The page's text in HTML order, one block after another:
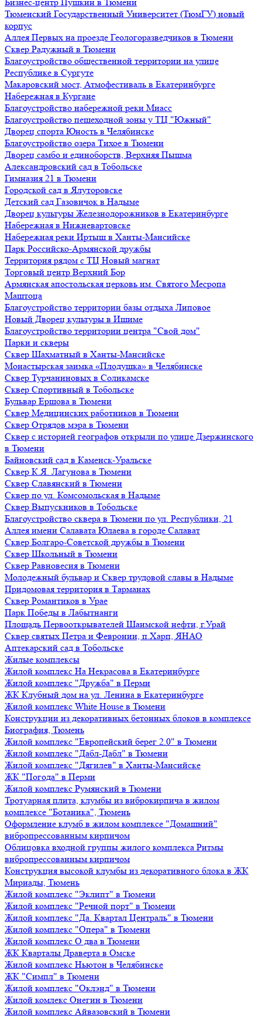
Тюменский Государственный Университет (ТюмГУ) новый
корпус
Аллея Первых на проезде Геологоразведчиков в Тюмени
Сквер Радужный в Тюмени
Благоустройство общественной территории на улице
Республике в Сургуте
Макаровский мост, Атмофестиваль в Екатеринбурге
Набережная в Кургане
Благоустройство набережной реки Миасс
Благоустройство пешеходной зоны у ТЦ "Южный"
Дворец спорта Юность в Челябинске
Благоустройство озера Тихое в Тюмени
Дворец самбо и единоборств, Верхняя Пышма
Александровский сад в Тобольске
Гимназия 21 в Тюмени
Городской сад в Ялуторовске
Детский сад Газовичок в Надыме
Дворец культуры Железнодорожников в Екатеринбурге
Набережная в Нижневартовске
Набережная реки Иртыш в Ханты-Мансийске
Парк Российско-Армянской дружбы
Территория рядом с ТЦ Новый магнат
Торговый центр Верхний Бор
Армянская апостольская церковь им. Святого Месропа
Маштоца
Благоустройство территории базы отдыха Липовое
Нoвый Двoрeц культуры в Ишимe
Благоустройство территории центра "Свой дом"
Парки и скверы
Сквер Шахматный в Ханты-Мансийске
Монастырская заимка «Плодушка» в Челябинске
Сквер Турчаниновых в Соликамске
Сквер Спортивный в Тобольске
Бульвар Ершова в Тюмени
Сквер Медицинских работников в Тюмени
Сквер Отрядов мэра в Тюмени
Сквер с историей географов открыли по улице Дзержинского
в Тюмени
Байновский сад в Каменск-Уральске
Сквер К.Я. Лагунова в Тюмени
Сквер Славянский в Тюмени
Сквер по ул. Комсомольская в Надыме
Сквер Выпускников в Тобольске
Благоустройство сквера в Тюмени по ул. Республики, 21
Аллея имени Салавата Юлаева в городе Салават
Сквер Болгаро-Советской дружбы в Тюмени
Сквер Школьный в Тюмени
Сквер Равновесия в Тюмени
Молодежный бульвар и Сквер трудовой славы в Надыме
Придомовая территория в Тарманах
Сквер Романтиков в Урае
Парк Победы в Лабытнанги
Площадь Первооткрывателей Шаимской нефти, г.Урай
Сквер святых Петра и Февронии, п.Харп, ЯНАО
Аптекарский сад в Тобольске
Жилые комплексы
Жилой комплекс На Некрасова в Екатеринбурге
Жилой комплекс "Дружба" в Перми
ЖК Клубный дом на ул. Ленина в Екатеринбурге
Жилой комплекс White House в Тюмени
Конструкции из декоративных бетонных блоков в комплексе
Биография, Тюмень
Жилой комплекс "Европейский берег 2.0" в Тюмени
Жилой комплекс "Дабл-Дабл" в Тюмени
Жилой комплекс "Дягилев" в Ханты-Мансийске
ЖК "Погода" в Перми
Жилой комплекс Румянский в Тюмени
Тротуарная плита, клумбы из виброкирпича в жилом
комплексе "Ботаника", Тюмень
Оформление клумб в жилом комплексе "Домашний"
вибропрессованным кирпичом
Облицовка входной группы жилого комплекса Ритмы
вибропрессованным кирпичом
Конструкция высокой клумбы из декоративного блока в ЖК
Мириады, Тюмень
Жилой комплекс "Эклипт" в Тюмени
Жилой комплекс "Речной порт" в Тюмени
Жилой комплекс "Да. Квартал Централь" в Тюмени
Жилой комплекс "Опера" в Тюмени
Жилой комплекс О два в Тюмени
ЖК Кварталы Драверта в Омске
Жилой комплекс Ньютон в Челябинске
ЖК "Симпл" в Тюмени
Жилой комплекс "Оклэнд" в Тюмени
Жилой комлекс Онегин в Тюмени
Жилой комплекс Айвазовский в Тюмени